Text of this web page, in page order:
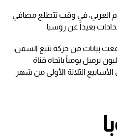
العربي، في وقت تتطلع مصافي
بعيداً عن روسيا.
بيانات من حركة تتبع السفن،
أنه تم شحن نحو 1.2 مليون برميل يومياً باتجاه قناة
الثلاثة الأولى من شهر